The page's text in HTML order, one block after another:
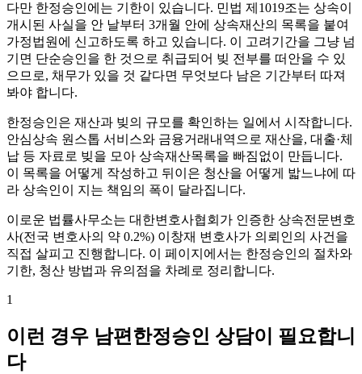
다만 한정승인에는 기한이 있습니다. 민법 제1019조는 상속이
개시된 사실을 안 날부터 3개월 안에 상속재산의 목록을 붙여
가정법원에 신고하도록 하고 있습니다. 이 고려기간을 그냥 넘
기면 단순승인을 한 것으로 취급되어 빚 전부를 떠안을 수 있
으므로, 채무가 있을 것 같다면 무엇보다 남은 기간부터 따져
봐야 합니다.
한정승인은 재산과 빚의 규모를 확인하는 일에서 시작합니다.
안심상속 원스톱 서비스와 금융거래내역으로 재산을, 대출·체
납 등 자료로 빚을 모아 상속재산목록을 빠짐없이 만듭니다.
이 목록을 어떻게 작성하고 뒤이은 청산을 어떻게 밟느냐에 따
라 상속인이 지는 책임의 폭이 달라집니다.
이로운 법률사무소는 대한변호사협회가 인증한 상속전문변호
사(전국 변호사의 약 0.2%) 이창재 변호사가 의뢰인의 사건을
직접 살피고 진행합니다. 이 페이지에서는 한정승인의 절차와
기한, 청산 방법과 유의점을 차례로 정리합니다.
1
이런 경우 남편한정승인 상담이 필요합니
다